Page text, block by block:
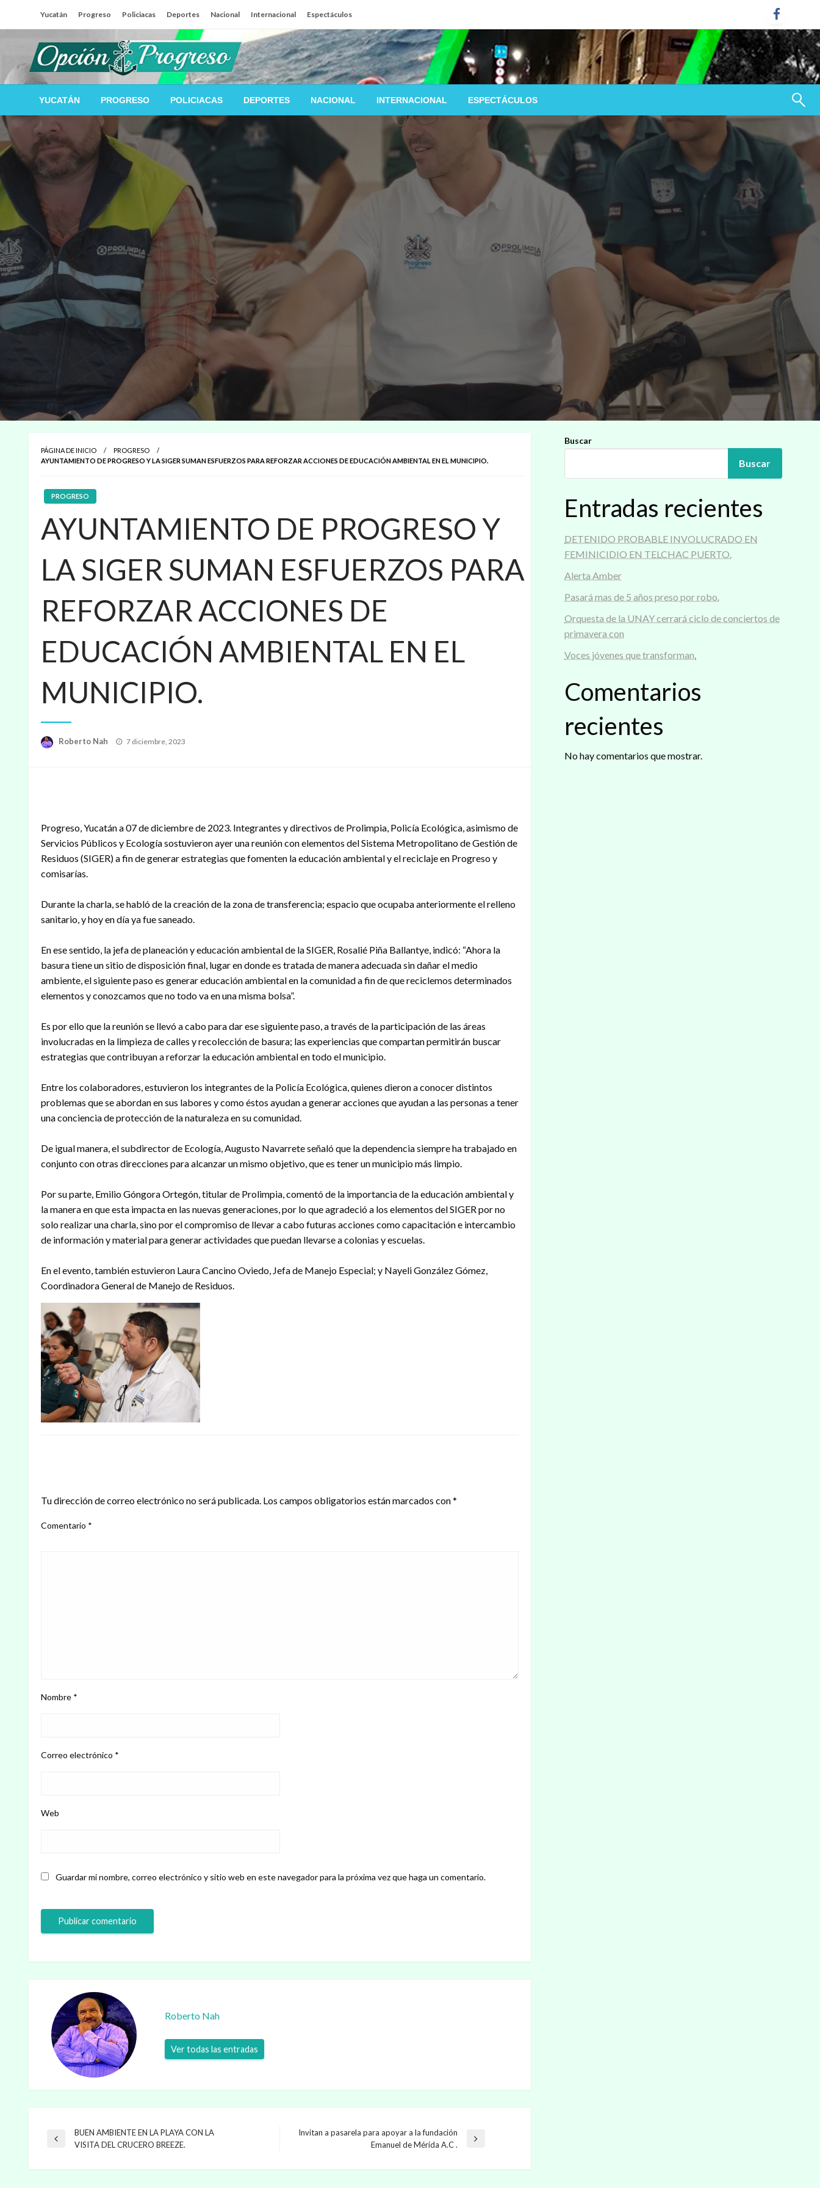
Yucatán Progreso Policiacas Deportes Nacional Internacional Espectáculos
Opción Progreso
Las noticias del día a día del puerto
YUCATÁN PROGRESO POLICIACAS DEPORTES NACIONAL INTERNACIONAL ESPECTÁCULOS
PÁGINA DE INICIO
PROGRESO
AYUNTAMIENTO DE PROGRESO Y LA SIGER SUMAN ESFUERZOS PARA REFORZAR ACCIONES DE EDUCACIÓN AMBIENTAL EN EL MUNICIPIO.
PROGRESO
AYUNTAMIENTO DE PROGRESO Y
LA SIGER SUMAN ESFUERZOS PARA
REFORZAR ACCIONES DE
EDUCACIÓN AMBIENTAL EN EL
MUNICIPIO.
Roberto Nah
Publicado
7 diciembre, 2023
Progreso, Yucatán a 07 de diciembre de 2023. Integrantes y directivos de Prolimpia, Policía Ecológica, asimismo de
Servicios Públicos y Ecología sostuvieron ayer una reunión con elementos del Sistema Metropolitano de Gestión de
Residuos (SIGER) a fin de generar estrategias que fomenten la educación ambiental y el reciclaje en Progreso y
comisarías.
Durante la charla, se habló de la creación de la zona de transferencia; espacio que ocupaba anteriormente el relleno
sanitario, y hoy en día ya fue saneado.
En ese sentido, la jefa de planeación y educación ambiental de la SIGER, Rosalié Piña Ballantye, indicó: “Ahora la
basura tiene un sitio de disposición final, lugar en donde es tratada de manera adecuada sin dañar el medio
ambiente, el siguiente paso es generar educación ambiental en la comunidad a fin de que reciclemos determinados
elementos y conozcamos que no todo va en una misma bolsa”.
Es por ello que la reunión se llevó a cabo para dar ese siguiente paso, a través de la participación de las áreas
involucradas en la limpieza de calles y recolección de basura; las experiencias que compartan permitirán buscar
estrategias que contribuyan a reforzar la educación ambiental en todo el municipio.
Entre los colaboradores, estuvieron los integrantes de la Policía Ecológica, quienes dieron a conocer distintos
problemas que se abordan en sus labores y como éstos ayudan a generar acciones que ayudan a las personas a tener
una conciencia de protección de la naturaleza en su comunidad.
De igual manera, el subdirector de Ecología, Augusto Navarrete señaló que la dependencia siempre ha trabajado en
conjunto con otras direcciones para alcanzar un mismo objetivo, que es tener un municipio más limpio.
Por su parte, Emilio Góngora Ortegón, titular de Prolimpia, comentó de la importancia de la educación ambiental y
la manera en que esta impacta en las nuevas generaciones, por lo que agradeció a los elementos del SIGER por no
solo realizar una charla, sino por el compromiso de llevar a cabo futuras acciones como capacitación e intercambio
de información y material para generar actividades que puedan llevarse a colonias y escuelas.
En el evento, también estuvieron Laura Cancino Oviedo, Jefa de Manejo Especial; y Nayeli González Gómez,
Coordinadora General de Manejo de Residuos.
Tu dirección de correo electrónico no será publicada. Los campos obligatorios están marcados con*
Comentario *
Nombre *
Correo electrónico *
Web
Guardar mi nombre, correo electrónico y sitio web en este navegador para la próxima vez que haga un comentario.
Roberto Nah
Ver todas las entradas
Navegación
de
Entrada
BUEN AMBIENTE EN LA PLAYA CON LA
VISITA DEL CRUCERO BREEZE.
Invitan a pasarela para apoyar a la fundación
Emanuel de Mérida A.C .
Buscar
Buscar
Entradas recientes
DETENIDO PROBABLE INVOLUCRADO EN
FEMINICIDIO EN TELCHAC PUERTO.
Alerta Amber
Pasará mas de 5 años preso por robo.
Orquesta de la UNAY cerrará ciclo de conciertos de
primavera con
Voces jóvenes que transforman.
Comentarios
recientes
No hay comentarios que mostrar.